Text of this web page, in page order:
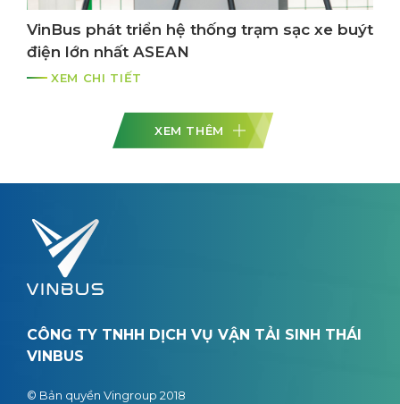
VinBus phát triển hệ thống trạm sạc xe buýt
điện lớn nhất ASEAN
XEM CHI TIẾT
XEM THÊM
CÔNG TY TNHH DỊCH VỤ VẬN TẢI SINH THÁI
VINBUS
© Bản quyền Vingroup 2018